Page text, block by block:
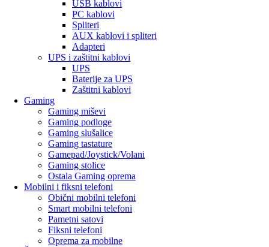
USB kablovi
PC kablovi
Spliteri
AUX kablovi i spliteri
Adapteri
UPS i zaštitni kablovi
UPS
Baterije za UPS
Zaštitni kablovi
Gaming
Gaming miševi
Gaming podloge
Gaming slušalice
Gaming tastature
Gamepad/Joystick/Volani
Gaming stolice
Ostala Gaming oprema
Mobilni i fiksni telefoni
Obični mobilni telefoni
Smart mobilni telefoni
Pametni satovi
Fiksni telefoni
Oprema za mobilne